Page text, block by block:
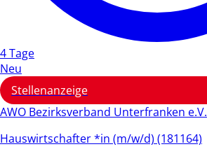
4 Tage
Neu
Stellenanzeige
AWO Bezirksverband Unterfranken e.V.
Hauswirtschafter *in (m/w/d) (181164)